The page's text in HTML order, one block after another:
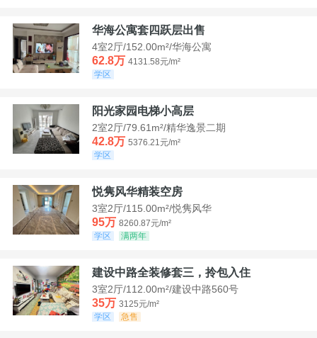
华海公寓套四跃层出售
4室2厅/152.00m²/华海公寓
62.8万 4131.58元/m²
学区
阳光家园电梯小高层
2室2厅/79.61m²/精华逸景二期
42.8万 5376.21元/m²
学区
悦隽风华精装空房
3室2厅/115.00m²/悦隽风华
95万 8260.87元/m²
学区
满两年
建设中路全装修套三，拎包入住
3室2厅/112.00m²/建设中路560号
35万 3125元/m²
学区
急售